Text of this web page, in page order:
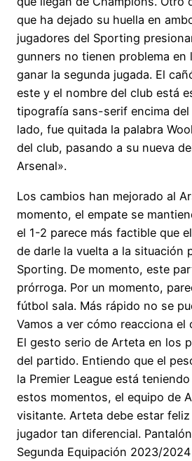
que ha dejado su huella en
jugadores del Sporting
gunners no tienen problema en
ganar la segunda jugada. El
este y el nombre del club está
tipografía sans-serif encima
lado, fue quitada la palabra
del club, pasando a su nueva
Arsenal».
Los cambios han mejorado al
momento, el empate se
el 1-2 parece más factible que
de darle la vuelta a la situación
Sporting. De momento, este
prórroga. Por un momento,
fútbol sala. Más rápido no se
Vamos a ver cómo reacciona
El gesto serio de Arteta en los
del partido. Entiendo que el
la Premier League está
estos momentos, el equipo de
visitante. Arteta debe estar feliz
jugador tan diferencial.
Segunda Equipación 2023/2024